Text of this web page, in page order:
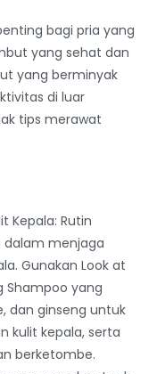
bagi pria yang
yang sehat dan
yang berminyak
di luar
tips merawat
Kepala: Rutin
dalam menjaga
Gunakan Look at
Shampoo yang
dan ginseng untuk
kulit kepala, serta
berketombe.